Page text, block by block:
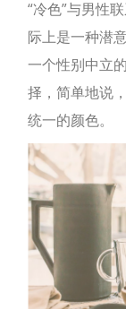
“冷色”与男性
际上是一种潜
一个性别中立
择，简单地说
统一的颜色。